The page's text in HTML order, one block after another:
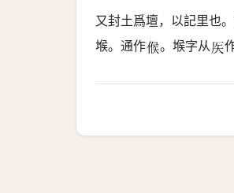
又封土爲壇，以記里也
堠。通作𠋫 。堠字从𥎦